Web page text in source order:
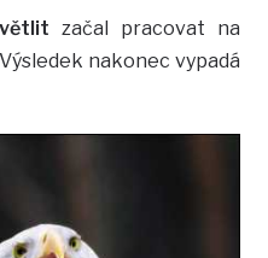
začal pracovat na
nakonec vypadá